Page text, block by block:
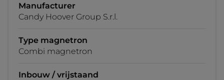
Manufacturer
Candy Hoover Group S.r.l.
Type magnetron
Combi magnetron
Inbouw / vrijstaand